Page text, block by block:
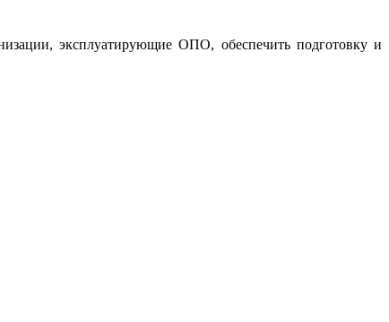
эксплуатирующие ОПО, обеспечить подготовку и